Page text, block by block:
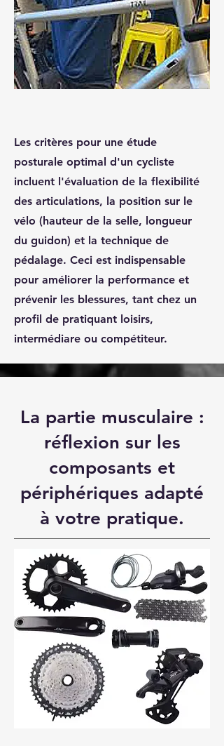
Les critères pour une étude
posturale optimal d'un cycliste
incluent l'évaluation de la flexibilité
des articulations, la position sur le
vélo (hauteur de la selle, longueur
du guidon) et la technique de
pédalage. Ceci est indispensable
pour améliorer la performance et
prévenir les blessures, tant chez un
profil de pratiquant loisirs,
intermédiare ou compétiteur.
La partie musculaire :
réflexion sur les
composants et
périphériques adapté
à votre pratique.